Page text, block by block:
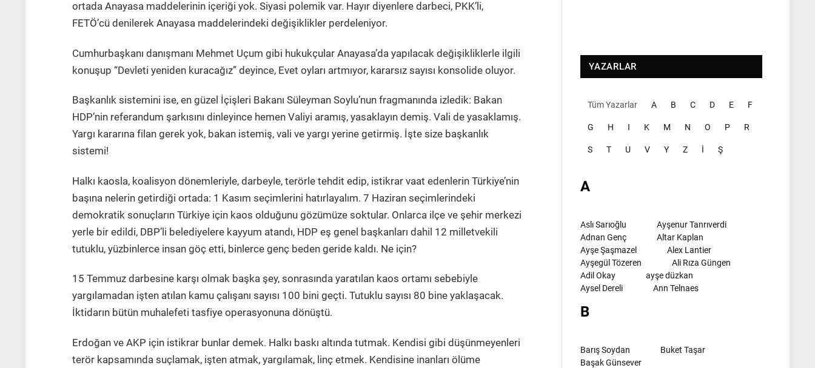
ortada Anayasa maddelerinin içeriği yok. Siyasi polemik var. Hayır diyenlere darbeci, PKK’li,
FETÖ’cü denilerek Anayasa maddelerindeki değişiklikler perdeleniyor.
Cumhurbaşkanı danışmanı Mehmet Uçum gibi hukukçular Anayasa’da yapılacak değişikliklerle ilgili
konuşup “Devleti yeniden kuracağız” deyince, Evet oyları artmıyor, kararsız sayısı konsolide oluyor.
Başkanlık sistemini ise, en güzel İçişleri Bakanı Süleyman Soylu’nun fragmanında izledik: Bakan
HDP’nin referandum şarkısını dinleyince hemen Valiyi aramış, yasaklayın demiş. Vali de yasaklamış.
Yargı kararına filan gerek yok, bakan istemiş, vali ve yargı yerine getirmiş. İşte size başkanlık
sistemi!
Halkı kaosla, koalisyon dönemleriyle, darbeyle, terörle tehdit edip, istikrar vaat edenlerin Türkiye’nin
başına nelerin getirdiği ortada: 1 Kasım seçimlerini hatırlayalım. 7 Haziran seçimlerindeki
demokratik sonuçların Türkiye için kaos olduğunu gözümüze soktular. Onlarca ilçe ve şehir merkezi
yerle bir edildi, DBP’li belediyelere kayyum atandı, HDP eş genel başkanları dahil 12 milletvekili
tutuklu, yüzbinlerce insan göç etti, binlerce genç beden geride kaldı. Ne için?
15 Temmuz darbesine karşı olmak başka şey, sonrasında yaratılan kaos ortamı sebebiyle
yargılamadan işten atılan kamu çalışanı sayısı 100 bini geçti. Tutuklu sayısı 80 bine yaklaşacak.
İktidarın bütün muhalefeti tasfiye operasyonuna dönüştü.
Erdoğan ve AKP için istikrar bunlar demek. Halkı baskı altında tutmak. Kendisi gibi düşünmeyenleri
terör kapsamında suçlamak, işten atmak, yargılamak, linç etmek. Kendisine inanları ölüme
YAZARLAR
Tüm Yazarlar A B C D E F
G H I K M N O P R
S T U V Y Z İ Ş
A
Aslı Sarıoğlu
Ayşenur Tanrıverdi
Adnan Genç
Altar Kaplan
Ayşe Şaşmazel
Alex Lantier
Ayşegül Tözeren
Ali Rıza Güngen
Adil Okay
ayşe düzkan
Aysel Dereli
Ann Telnaes
B
Barış Soydan
Buket Taşar
Başak Günsever